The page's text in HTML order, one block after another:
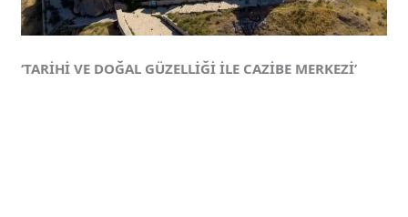
‘TARİHİ VE DOĞAL GÜZELLİĞİ İLE CAZİBE MERKEZİ’